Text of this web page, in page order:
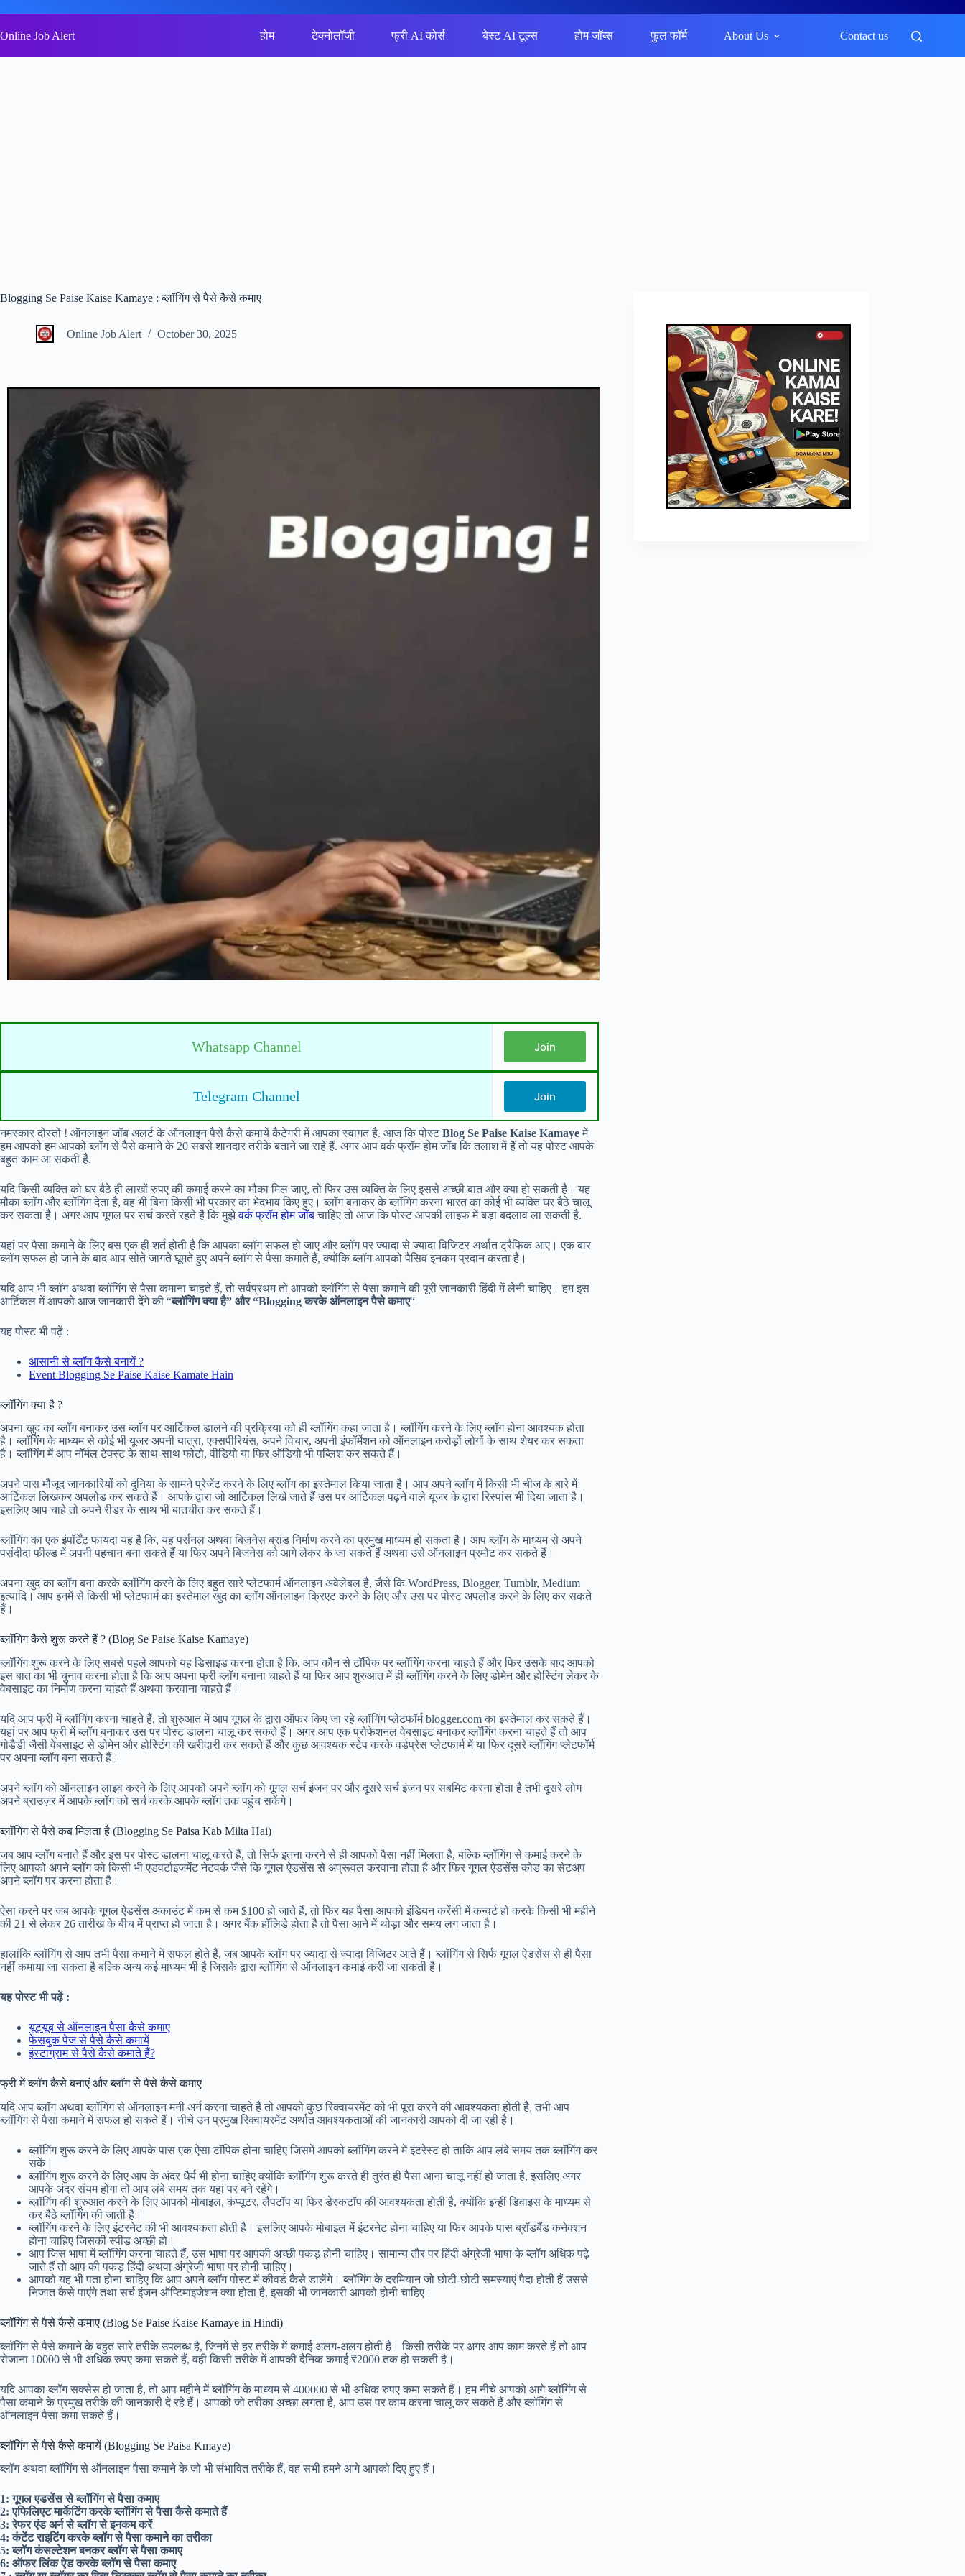
to
content
Online Job Alert होम टेक्नोलॉजी फ्री AI कोर्स बेस्ट AI टूल्स होम जॉब्स फुल फॉर्म About Us Contact us
Blogging Se Paise Kaise Kamaye : ब्लॉगिंग से पैसे कैसे कमाए
Online Job Alert October 30, 2025
Whatsapp Channel Join
Telegram Channel Join
नमस्कार दोस्तों ! ऑनलाइन जॉब अलर्ट के ऑनलाइन पैसे कैसे कमायें कैटेगरी में आपका स्वागत है. आज कि पोस्टBlog Se Paise Kaise Kamayeमें
हम आपको हम आपको ब्लॉग से पैसे कमाने के 20 सबसे शानदार तरीके बताने जा राहे हैं. अगर आप वर्क फ्रॉम होम जॉब कि तलाश में हैं तो यह पोस्ट आपके
बहुत काम आ सकती है.
यदि किसी व्यक्ति को घर बैठे ही लाखों रुपए की कमाई करने का मौका मिल जाए, तो फिर उस व्यक्ति के लिए इससे अच्छी बात और क्या हो सकती है। यह
मौका ब्लॉग और ब्लॉगिंग देता है, वह भी बिना किसी भी प्रकार का भेदभाव किए हुए। ब्लॉग बनाकर के ब्लॉगिंग करना भारत का कोई भी व्यक्ति घर बैठे चालू
कर सकता है। अगर आप गूगल पर सर्च करते रहते है कि मुझेवर्क फ्रॉम होम जॉबचाहिए तो आज कि पोस्ट आपकी लाइफ में बड़ा बदलाव ला सकती है.
यहां पर पैसा कमाने के लिए बस एक ही शर्त होती है कि आपका ब्लॉग सफल हो जाए और ब्लॉग पर ज्यादा से ज्यादा विजिटर अर्थात ट्रैफिक आए। एक बार
ब्लॉग सफल हो जाने के बाद आप सोते जागते घूमते हुए अपने ब्लॉग से पैसा कमाते हैं, क्योंकि ब्लॉग आपको पैसिव इनकम प्रदान करता है।
यदि आप भी ब्लॉग अथवा ब्लॉगिंग से पैसा कमाना चाहते हैं, तो सर्वप्रथम तो आपको ब्लॉगिंग से पैसा कमाने की पूरी जानकारी हिंदी में लेनी चाहिए। हम इस
आर्टिकल में आपको आज जानकारी देंगे की “ब्लॉगिंग क्या है” और “Blogging करके ऑनलाइन पैसे कमाए“
यह पोस्ट भी पढ़ें :
आसानी से ब्लॉग कैसे बनायें ?
Event Blogging Se Paise Kaise Kamate Hain
ब्लॉगिंग क्या है ?
अपना खुद का ब्लॉग बनाकर उस ब्लॉग पर आर्टिकल डालने की प्रक्रिया को ही ब्लॉगिंग कहा जाता है। ब्लॉगिंग करने के लिए ब्लॉग होना आवश्यक होता
है। ब्लॉगिंग के माध्यम से कोई भी यूजर अपनी यात्रा, एक्सपीरियंस, अपने विचार, अपनी इंफॉर्मेशन को ऑनलाइन करोड़ों लोगों के साथ शेयर कर सकता
है। ब्लॉगिंग में आप नॉर्मल टेक्स्ट के साथ-साथ फोटो, वीडियो या फिर ऑडियो भी पब्लिश कर सकते हैं।
अपने पास मौजूद जानकारियों को दुनिया के सामने प्रेजेंट करने के लिए ब्लॉग का इस्तेमाल किया जाता है। आप अपने ब्लॉग में किसी भी चीज के बारे में
आर्टिकल लिखकर अपलोड कर सकते हैं। आपके द्वारा जो आर्टिकल लिखे जाते हैं उस पर आर्टिकल पढ़ने वाले यूजर के द्वारा रिस्पांस भी दिया जाता है।
इसलिए आप चाहे तो अपने रीडर के साथ भी बातचीत कर सकते हैं।
ब्लॉगिंग का एक इंपॉर्टेंट फायदा यह है कि, यह पर्सनल अथवा बिजनेस ब्रांड निर्माण करने का प्रमुख माध्यम हो सकता है। आप ब्लॉग के माध्यम से अपने
पसंदीदा फील्ड में अपनी पहचान बना सकते हैं या फिर अपने बिजनेस को आगे लेकर के जा सकते हैं अथवा उसे ऑनलाइन प्रमोट कर सकते हैं।
अपना खुद का ब्लॉग बना करके ब्लॉगिंग करने के लिए बहुत सारे प्लेटफार्म ऑनलाइन अवेलेबल है, जैसे कि WordPress, Blogger, Tumblr, Medium
इत्यादि। आप इनमें से किसी भी प्लेटफार्म का इस्तेमाल खुद का ब्लॉग ऑनलाइन क्रिएट करने के लिए और उस पर पोस्ट अपलोड करने के लिए कर सकते
हैं।
ब्लॉगिंग कैसे शुरू करते हैं ? (Blog Se Paise Kaise Kamaye)
ब्लॉगिंग शुरू करने के लिए सबसे पहले आपको यह डिसाइड करना होता है कि, आप कौन से टॉपिक पर ब्लॉगिंग करना चाहते हैं और फिर उसके बाद आपको
इस बात का भी चुनाव करना होता है कि आप अपना फ्री ब्लॉग बनाना चाहते हैं या फिर आप शुरुआत में ही ब्लॉगिंग करने के लिए डोमेन और होस्टिंग लेकर के
वेबसाइट का निर्माण करना चाहते हैं अथवा करवाना चाहते हैं।
यदि आप फ्री में ब्लॉगिंग करना चाहते हैं, तो शुरुआत में आप गूगल के द्वारा ऑफर किए जा रहे ब्लॉगिंग प्लेटफॉर्म blogger.com का इस्तेमाल कर सकते हैं।
यहां पर आप फ्री में ब्लॉग बनाकर उस पर पोस्ट डालना चालू कर सकते हैं। अगर आप एक प्रोफेशनल वेबसाइट बनाकर ब्लॉगिंग करना चाहते हैं तो आप
गोडैडी जैसी वेबसाइट से डोमेन और होस्टिंग की खरीदारी कर सकते हैं और कुछ आवश्यक स्टेप करके वर्डप्रेस प्लेटफार्म में या फिर दूसरे ब्लॉगिंग प्लेटफॉर्म
पर अपना ब्लॉग बना सकते हैं।
अपने ब्लॉग को ऑनलाइन लाइव करने के लिए आपको अपने ब्लॉग को गूगल सर्च इंजन पर और दूसरे सर्च इंजन पर सबमिट करना होता है तभी दूसरे लोग
अपने ब्राउज़र में आपके ब्लॉग को सर्च करके आपके ब्लॉग तक पहुंच सकेंगे।
ब्लॉगिंग से पैसे कब मिलता है (Blogging Se Paisa Kab Milta Hai)
जब आप ब्लॉग बनाते हैं और इस पर पोस्ट डालना चालू करते हैं, तो सिर्फ इतना करने से ही आपको पैसा नहीं मिलता है, बल्कि ब्लॉगिंग से कमाई करने के
लिए आपको अपने ब्लॉग को किसी भी एडवर्टाइजमेंट नेटवर्क जैसे कि गूगल ऐडसेंस से अप्रूवल करवाना होता है और फिर गूगल ऐडसेंस कोड का सेटअप
अपने ब्लॉग पर करना होता है।
ऐसा करने पर जब आपके गूगल ऐडसेंस अकाउंट में कम से कम $100 हो जाते हैं, तो फिर यह पैसा आपको इंडियन करेंसी में कन्वर्ट हो करके किसी भी महीने
की 21 से लेकर 26 तारीख के बीच में प्राप्त हो जाता है। अगर बैंक हॉलिडे होता है तो पैसा आने में थोड़ा और समय लग जाता है।
हालांकि ब्लॉगिंग से आप तभी पैसा कमाने में सफल होते हैं, जब आपके ब्लॉग पर ज्यादा से ज्यादा विजिटर आते हैं। ब्लॉगिंग से सिर्फ गूगल ऐडसेंस से ही पैसा
नहीं कमाया जा सकता है बल्कि अन्य कई माध्यम भी है जिसके द्वारा ब्लॉगिंग से ऑनलाइन कमाई करी जा सकती है।
यह पोस्ट भी पढ़ें :
यूट्यूब से ऑनलाइन पैसा कैसे कमाए
फेसबुक पेज से पैसे कैसे कमायें
इंस्टाग्राम से पैसे कैसे कमाते हैं?
फ्री में ब्लॉग कैसे बनाएं और ब्लॉग से पैसे कैसे कमाए
यदि आप ब्लॉग अथवा ब्लॉगिंग से ऑनलाइन मनी अर्न करना चाहते हैं तो आपको कुछ रिक्वायरमेंट को भी पूरा करने की आवश्यकता होती है, तभी आप
ब्लॉगिंग से पैसा कमाने में सफल हो सकते हैं। नीचे उन प्रमुख रिक्वायरमेंट अर्थात आवश्यकताओं की जानकारी आपको दी जा रही है।
ब्लॉगिंग शुरू करने के लिए आपके पास एक ऐसा टॉपिक होना चाहिए जिसमें आपको ब्लॉगिंग करने में इंटरेस्ट हो ताकि आप लंबे समय तक ब्लॉगिंग कर
सकें।
ब्लॉगिंग शुरू करने के लिए आप के अंदर धैर्य भी होना चाहिए क्योंकि ब्लॉगिंग शुरू करते ही तुरंत ही पैसा आना चालू नहीं हो जाता है, इसलिए अगर
आपके अंदर संयम होगा तो आप लंबे समय तक यहां पर बने रहेंगे।
ब्लॉगिंग की शुरुआत करने के लिए आपको मोबाइल, कंप्यूटर, लैपटॉप या फिर डेस्कटॉप की आवश्यकता होती है, क्योंकि इन्हीं डिवाइस के माध्यम से
कर बैठे ब्लॉगिंग की जाती है।
ब्लॉगिंग करने के लिए इंटरनेट की भी आवश्यकता होती है। इसलिए आपके मोबाइल में इंटरनेट होना चाहिए या फिर आपके पास ब्रॉडबैंड कनेक्शन
होना चाहिए जिसकी स्पीड अच्छी हो।
आप जिस भाषा में ब्लॉगिंग करना चाहते हैं, उस भाषा पर आपकी अच्छी पकड़ होनी चाहिए। सामान्य तौर पर हिंदी अंग्रेजी भाषा के ब्लॉग अधिक पढ़े
जाते हैं तो आप की पकड़ हिंदी अथवा अंग्रेजी भाषा पर होनी चाहिए।
आपको यह भी पता होना चाहिए कि आप अपने ब्लॉग पोस्ट में कीवर्ड कैसे डालेंगे। ब्लॉगिंग के दरमियान जो छोटी-छोटी समस्याएं पैदा होती हैं उससे
निजात कैसे पाएंगे तथा सर्च इंजन ऑप्टिमाइजेशन क्या होता है, इसकी भी जानकारी आपको होनी चाहिए।
ब्लॉगिंग से पैसे कैसे कमाए (Blog Se Paise Kaise Kamaye in Hindi)
ब्लॉगिंग से पैसे कमाने के बहुत सारे तरीके उपलब्ध है, जिनमें से हर तरीके में कमाई अलग-अलग होती है। किसी तरीके पर अगर आप काम करते हैं तो आप
रोजाना 10000 से भी अधिक रुपए कमा सकते हैं, वही किसी तरीके में आपकी दैनिक कमाई ₹2000 तक हो सकती है।
यदि आपका ब्लॉग सक्सेस हो जाता है, तो आप महीने में ब्लॉगिंग के माध्यम से 400000 से भी अधिक रुपए कमा सकते हैं। हम नीचे आपको आगे ब्लॉगिंग से
पैसा कमाने के प्रमुख तरीके की जानकारी दे रहे हैं। आपको जो तरीका अच्छा लगता है, आप उस पर काम करना चालू कर सकते हैं और ब्लॉगिंग से
ऑनलाइन पैसा कमा सकते हैं।
ब्लॉगिंग से पैसे कैसे कमायें (Blogging Se Paisa Kmaye)
ब्लॉग अथवा ब्लॉगिंग से ऑनलाइन पैसा कमाने के जो भी संभावित तरीके हैं, वह सभी हमने आगे आपको दिए हुए हैं।
1: गूगल एडसेंस से ब्लॉगिंग से पैसा कमाए
2: एफिलिएट मार्केटिंग करके ब्लॉगिंग से पैसा कैसे कमाते हैं
3: रेफर एंड अर्न से ब्लॉग से इनकम करें
4: कंटेंट राइटिंग करके ब्लॉग से पैसा कमाने का तरीका
5: ब्लॉग कंसल्टेशन बनकर ब्लॉग से पैसा कमाए
6: ऑफर लिंक ऐड करके ब्लॉग से पैसा कमाए